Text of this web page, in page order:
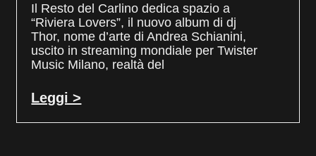
Il Resto del Carlino dedica spazio a
“Riviera Lovers”, il nuovo album di dj
Thor, nome d’arte di Andrea Schianini,
uscito in streaming mondiale per Twister
Music Milano, realtà del
Leggi >